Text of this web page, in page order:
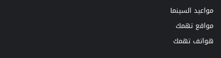
مواعيد السينما
مواقع تهمك
هواتف تهمك